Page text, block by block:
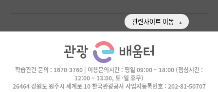
관련사이트 이동
학습관련 문의 : 1670-3760 | 이용문의시간 : 평일 09:00 ~ 18:00 (점심시간 :
12:00 ~ 13:00, 토･일 휴무)
26464 강원도 원주시 세계로 10 한국관광공사 사업자등록번호 : 202-81-50707